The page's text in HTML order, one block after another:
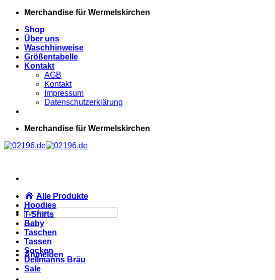
Zum
springen
Merchandise für Wermelskirchen
Shop
Über uns
Waschhinweise
Größentabelle
Kontakt
AGB
Kontakt
Impressum
Datenschutzerklärung
Merchandise für Wermelskirchen
Suchen
nach:
Anmelden
Alle Produkte
Hoodies
T-Shirts
Baby
Taschen
Tassen
Socken
Dellmanns Bräu
Sale